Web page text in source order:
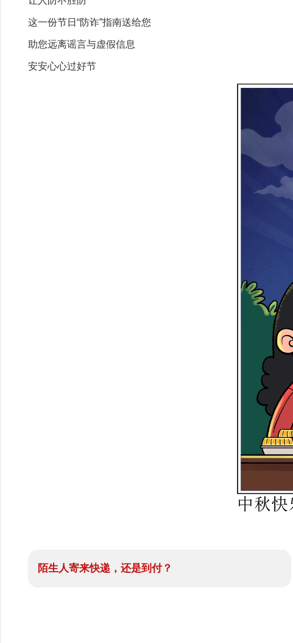
这一份节日“防诈”指南送给您
助您远离谣言与虚假信息
安安心心过好节
陌生人寄来快递，还是到付？